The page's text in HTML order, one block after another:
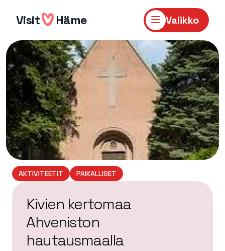
sisältöön
Visit Häme Valikko
AKTIVITEETIT PAIKALLISET
Kivien kertomaa
Ahveniston
hautausmaalla